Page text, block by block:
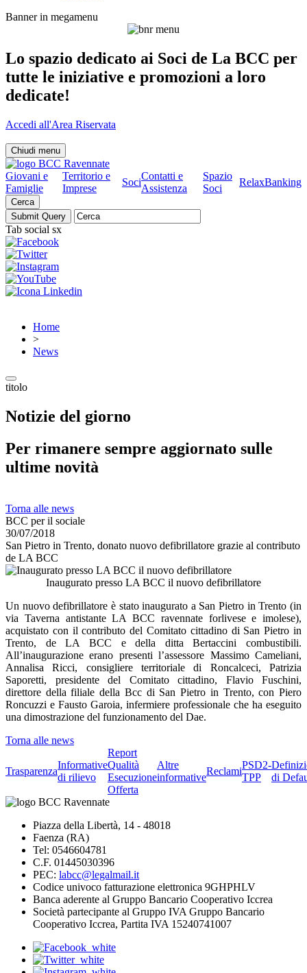
Banner in megamenu
Lo spazio dedicato ai Soci de La BCC per
tutte le iniziative e promozioni a loro
dedicate!
Accedi all'Area Riservata
Chiudi menu
Giovani e
Famiglie
Territorio e
Imprese
Soci
Contatti e
Assistenza
Spazio
Soci
RelaxBanking
Cerca
Tab social sx
Home
>
News
titolo
Notizie del giorno
Per rimanere sempre aggiornato sulle
ultime novità
Torna alle news
BCC per il sociale
30/07/2018
San Pietro in Trento, donato nuovo defibrillatore grazie al contributo
de LA BCC
Inaugurato presso LA BCC il nuovo defibrillatore
Un nuovo defibrillatore è stato inaugurato a San Pietro in Trento (in
via Taverna antistante LA BCC ravennate forlivese e imolese),
acquistato con il contributo del Comitato cittadino di San Pietro in
Trento, de LA BCC e della ditta Bertaccini combustibili.
All’inaugurazione erano presenti l’assessore Massimo Cameliani,
Annalisa Ricci, consigliere territoriale di Roncalceci, Patrizia
Saporetti, presidente del Comitato cittadino, Flavio Fuschini,
direttore della filiale della Bcc di San Pietro in Trento, con Piero
Roncuzzi e Fausto Garoia, infermiere professionale che ha eseguito
una dimostrazione del funzionamento del Dae.
Torna alle news
Trasparenza
Informative
di rilievo
Report
Qualità
Esecuzione
Offerta
Altre
informative
Reclami
PSD2-
TPP
di
Piazza della Libertà, 14 - 48018
Faenza (RA)
Tel: 0546604781
C.F. 01445030396
PEC: labcc@legalmail.it
Codice univoco fatturazione elettronica 9GHPHLV
Banca aderente al Gruppo Bancario Cooperativo Iccrea
Società partecipante al Gruppo IVA Gruppo Bancario
Cooperativo Iccrea, Partita IVA 15240741007